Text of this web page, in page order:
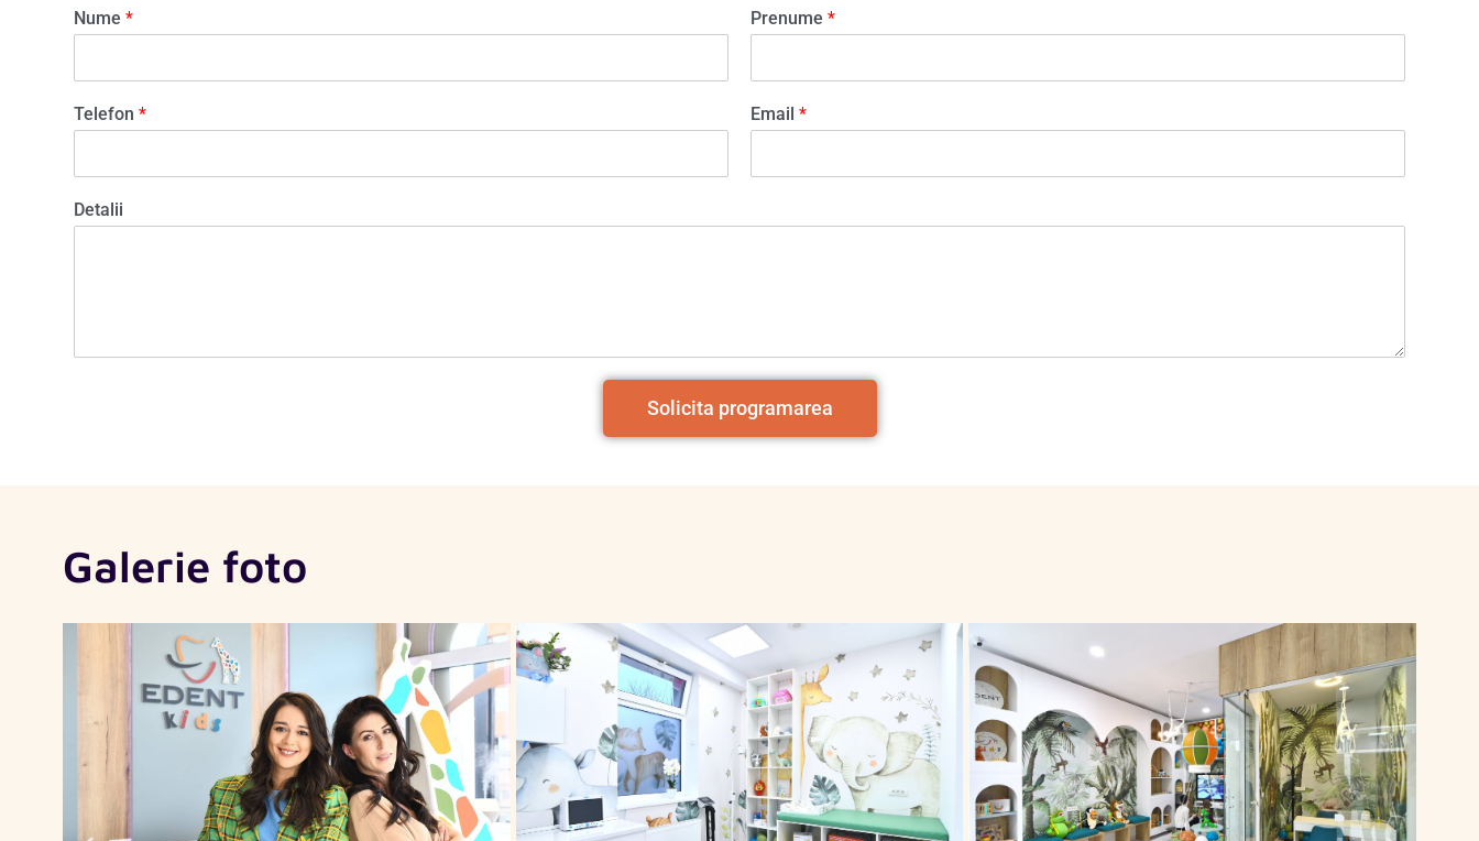
Nume * Prenume *
Telefon * Email *
Detalii
Solicita programarea
Galerie foto